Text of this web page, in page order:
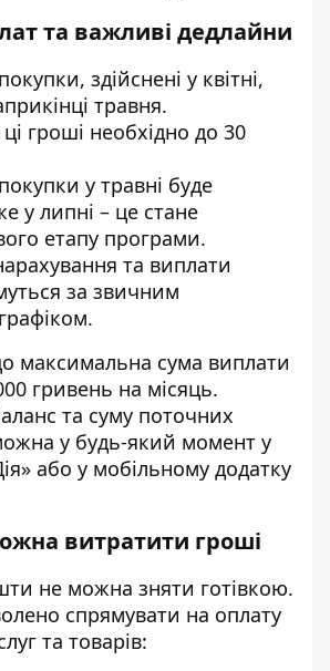
та важливі дедлайни
здійснені у квітні,
травня.
гроші необхідно до 30
у травні буде
у липні – це стане
етапу програми.
та виплати
за звичним
максимальна сума виплати
гривень на місяць.
та суму поточних
у будь-який момент у
або у мобільному додатку
витратити гроші
не можна зняти готівкою.
спрямувати на оплату
та товарів: